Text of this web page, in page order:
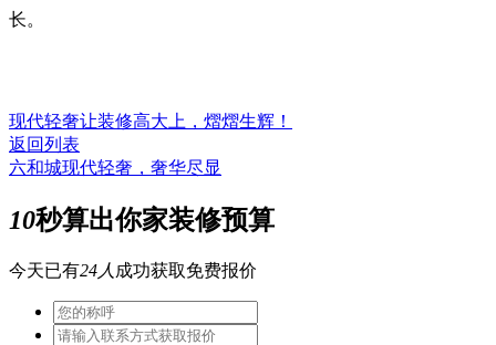
长。
现代轻奢让装修高大上，熠熠生辉！
返回列表
六和城现代轻奢，奢华尽显
10秒算出你家装修预算
今天已有24人 成功获取免费报价